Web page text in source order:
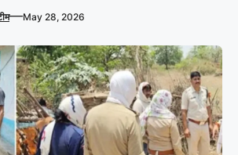
—May 28, 2026